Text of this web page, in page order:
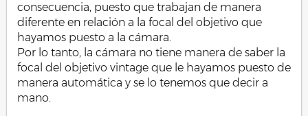
consecuencia, puesto que trabajan de manera
diferente en relación a la focal del objetivo que
hayamos puesto a la cámara.
Por lo tanto, la cámara no tiene manera de saber la
focal del objetivo vintage que le hayamos puesto de
manera automática y se lo tenemos que decir a
mano.